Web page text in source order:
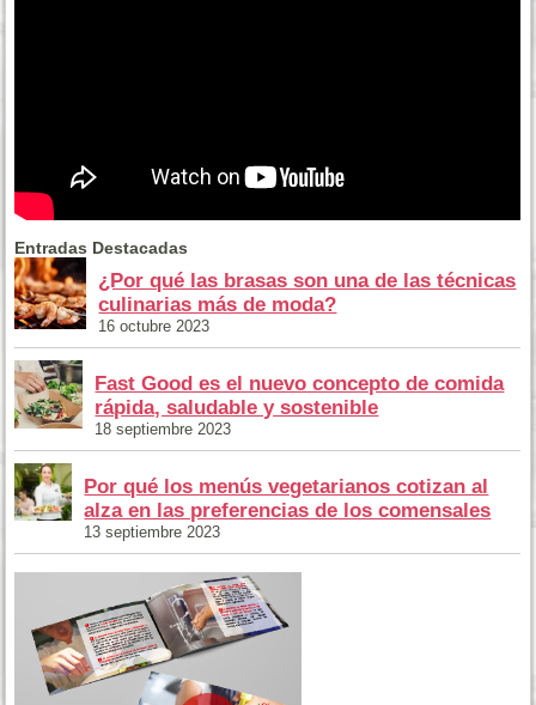
Entradas Destacadas
¿Por qué las brasas son una de las técnicas
culinarias más de moda?
16 octubre 2023
Fast Good es el nuevo concepto de comida
rápida, saludable y sostenible
18 septiembre 2023
Por qué los menús vegetarianos cotizan al
alza en las preferencias de los comensales
13 septiembre 2023